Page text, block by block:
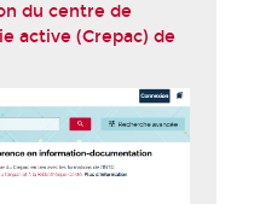
du centre de
active (Crepac) de